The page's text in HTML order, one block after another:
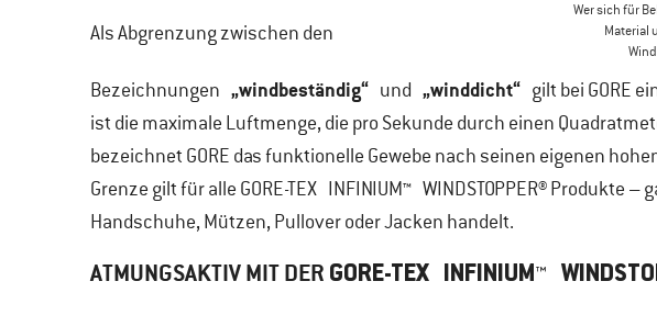
Wer sich für
Material
Als Abgrenzung zwischen den
Bezeichnungen „windbeständig“ und „winddicht“ gilt bei GORE
ist die maximale Luftmenge, die pro Sekunde durch einen
bezeichnet GORE das funktionelle Gewebe nach seinen eigenen
Grenze gilt für alle GORE-TEX INFINIUM™ WINDSTOPPER® Produkte –
Handschuhe, Mützen, Pullover oder Jacken handelt.
ATMUNGSAKTIV MIT DER GORE-TEX INFINIUM™